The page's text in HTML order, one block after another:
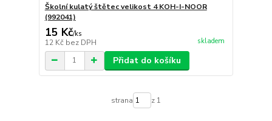
Školní kulatý štětec velikost 4 KOH-I-NOOR
(992041)
15 Kč/ks
12 Kč bez DPH skladem
Přidat do košíku
strana z 1